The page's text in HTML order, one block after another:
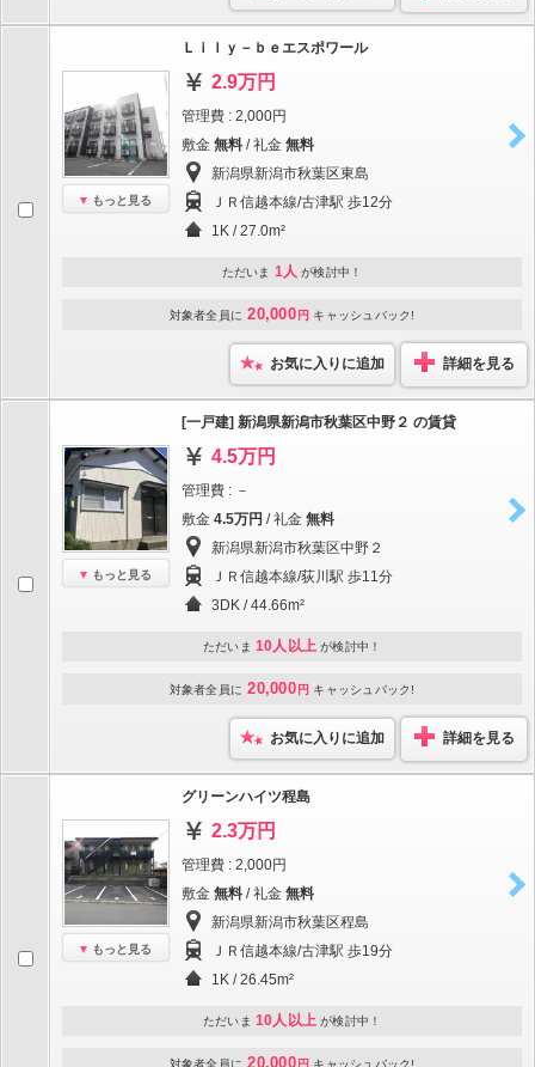
もっと見る
Ｌｉｌｙ－ｂｅエスポワール
2.9万円
管理費 : 2,000円
敷金 無料 / 礼金 無料
新潟県新潟市秋葉区東島
ＪＲ信越本線/古津駅 歩12分
1K / 27.0m²
ただいま 1人 が検討中！
対象者全員に 20,000 円 キャッシュバック!
お気に入りに追加 詳細を見る
もっと見る
[一戸建] 新潟県新潟市秋葉区中野２ の賃貸
4.5万円
管理費 : －
敷金 4.5万円 / 礼金 無料
新潟県新潟市秋葉区中野２
ＪＲ信越本線/荻川駅 歩11分
3DK / 44.66m²
ただいま 10人以上 が検討中！
対象者全員に 20,000 円 キャッシュバック!
お気に入りに追加 詳細を見る
もっと見る
グリーンハイツ程島
2.3万円
管理費 : 2,000円
敷金 無料 / 礼金 無料
新潟県新潟市秋葉区程島
ＪＲ信越本線/古津駅 歩19分
1K / 26.45m²
ただいま 10人以上 が検討中！
対象者全員に 20,000 円 キャッシュバック!